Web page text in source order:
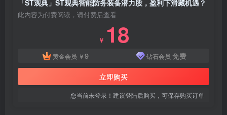
「ST观典」ST观典智能防务装备潜力股，盈利下滑藏机遇？
此内容为付费阅读，请付费后查看
￥ 18
黄金会员 ￥9 钻石会员 免费
立即购买
您当前未登录！建议登陆后购买，可保存购买订单